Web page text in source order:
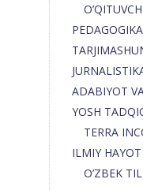
ADABIYOT
YOSH
TERRA
ILMIY HAYOT
O’ZBEK